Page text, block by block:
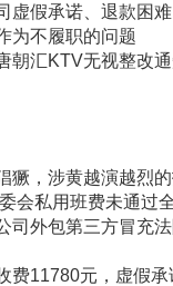
虚假承诺、退款困难
为不履职的问题
朝汇KTV无视整改
獗，涉黄越演越烈
会私用班费未通过
司外包第三方冒充
费11780元，虚假